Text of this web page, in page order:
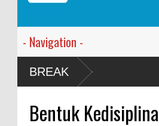
BREAK
Bentuk